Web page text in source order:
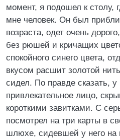
момент, я подошел к столу,
мне человек. Он был
возраста, одет очень
без рюшей и кричащих
спокойного синего цвета,
вкусом расшит золотой
сидел. По правде сказать, у
привлекательное лицо,
короткими завитками. С
посмотрел на три карты в
шлюхе, сидевшей у него на